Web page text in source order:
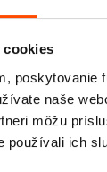
cookies
naše
môžu
používali ich
Jatoba
C167403